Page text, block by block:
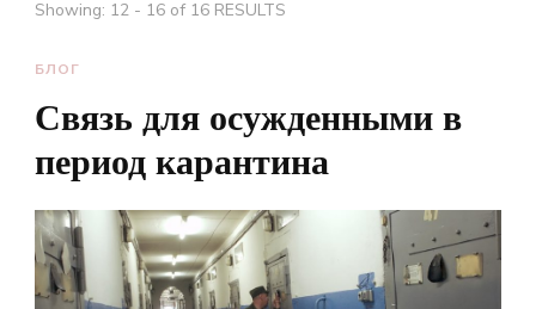
Showing: 12 - 16 of 16 RESULTS
БЛОГ
Связь для осужденными в
период карантина